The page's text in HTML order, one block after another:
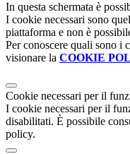
In questa schermata è
I cookie necessari sono
piattaforma e non è
Per conoscere quali sono i
visionare la COOKIE
Cookie necessari per il
I cookie necessari per il
disabilitati. È possibile
policy.